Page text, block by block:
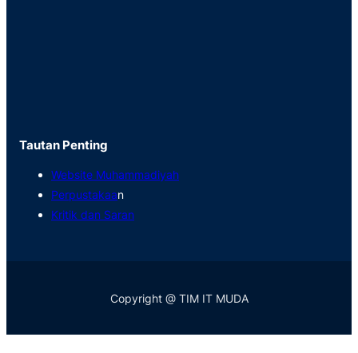
Tautan Penting
Website Muhammadiyah
Perpustakaan
Kritik dan Saran
Copyright @ TIM IT MUDA